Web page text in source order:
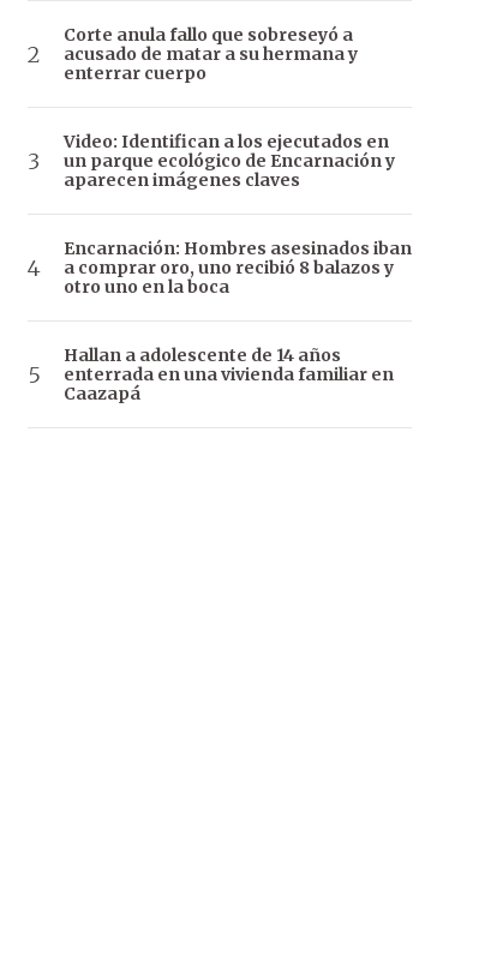
Corte anula fallo que sobreseyó a
acusado de matar a su hermana y
enterrar cuerpo
Video: Identifican a los ejecutados en
un parque ecológico de Encarnación y
aparecen imágenes claves
Encarnación: Hombres asesinados iban
a comprar oro, uno recibió 8 balazos y
otro uno en la boca
Hallan a adolescente de 14 años
enterrada en una vivienda familiar en
Caazapá